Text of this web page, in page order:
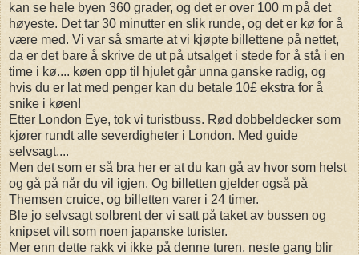
kan se hele byen 360 grader, og det er over 100 m på det
høyeste. Det tar 30 minutter en slik runde, og det er kø for å
være med. Vi var så smarte at vi kjøpte billettene på nettet,
da er det bare å skrive de ut på utsalget i stede for å stå i en
time i kø.... køen opp til hjulet går unna ganske radig, og
hvis du er lat med penger kan du betale 10£ ekstra for å
snike i køen!
Etter London Eye, tok vi turistbuss. Rød dobbeldecker som
kjører rundt alle severdigheter i London. Med guide
selvsagt....
Men det som er så bra her er at du kan gå av hvor som helst
og gå på når du vil igjen. Og billetten gjelder også på
Themsen cruice, og billetten varer i 24 timer.
Ble jo selvsagt solbrent der vi satt på taket av bussen og
knipset vilt som noen japanske turister.
Mer enn dette rakk vi ikke på denne turen, neste gang blir